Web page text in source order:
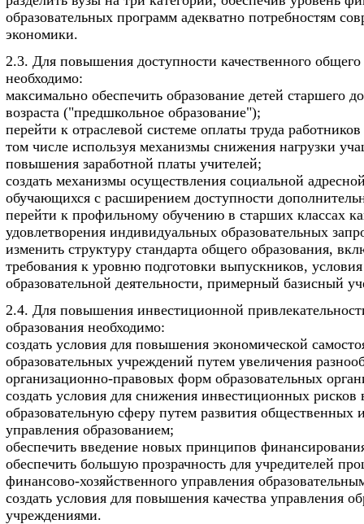
образовательных программ адекватно потребностям
экономики.
2.3. Для повышения доступности качественного общего
необходимо:
максимально обеспечить образование детей старшего
возраста ("предшкольное образование");
перейти к отраслевой системе оплаты труда
том числе используя механизмы снижения нагрузки
повышения заработной платы учителей;
создать механизмы осуществления социальной
обучающихся с расширением доступности
перейти к профильному обучению в старших классах
удовлетворения индивидуальных образовательных
изменить структуру стандарта общего образования,
требования к уровню подготовки выпускников,
образовательной деятельности, примерный базисный
2.4. Для повышения инвестиционной
образования необходимо:
создать условия для повышения экономической
образовательных учреждений путем увеличения
организационно-правовых форм образовательных
создать условия для снижения инвестиционных
образовательную сферу путем развития общественных
управления образованием;
обеспечить введение новых принципов
обеспечить большую прозрачность для учредителей
финансово-хозяйственного управления
создать условия для повышения качества управления
учреждениями.